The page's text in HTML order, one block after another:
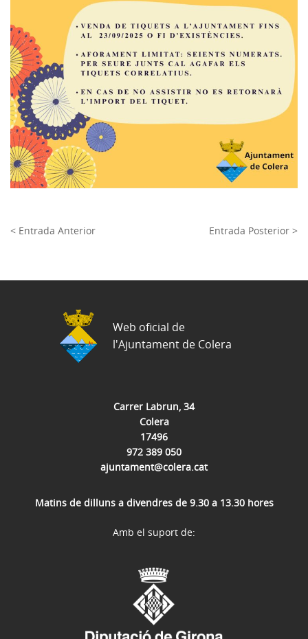
< Entrada Anterior Entrada Posterior >
Carrer Labrun, 34
Colera
17496
972 389 050
ajuntament@colera.cat
Matins de dilluns a divendres de 9.30 a 13.30 hores
Web oficial de
l'Ajuntament de Colera
Amb el suport de: